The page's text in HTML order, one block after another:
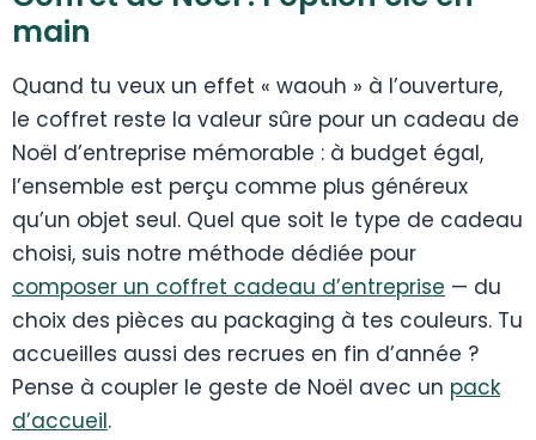
main
Quand tu veux un effet « waouh » à l’ouverture,
le coffret reste la valeur sûre pour un cadeau de
Noël d’entreprise mémorable : à budget égal,
l’ensemble est perçu comme plus généreux
qu’un objet seul. Quel que soit le type de cadeau
choisi, suis notre méthode dédiée pour
composer un coffret cadeau d’entreprise — du
choix des pièces au packaging à tes couleurs. Tu
accueilles aussi des recrues en fin d’année ?
Pense à coupler le geste de Noël avec un pack
d’accueil.